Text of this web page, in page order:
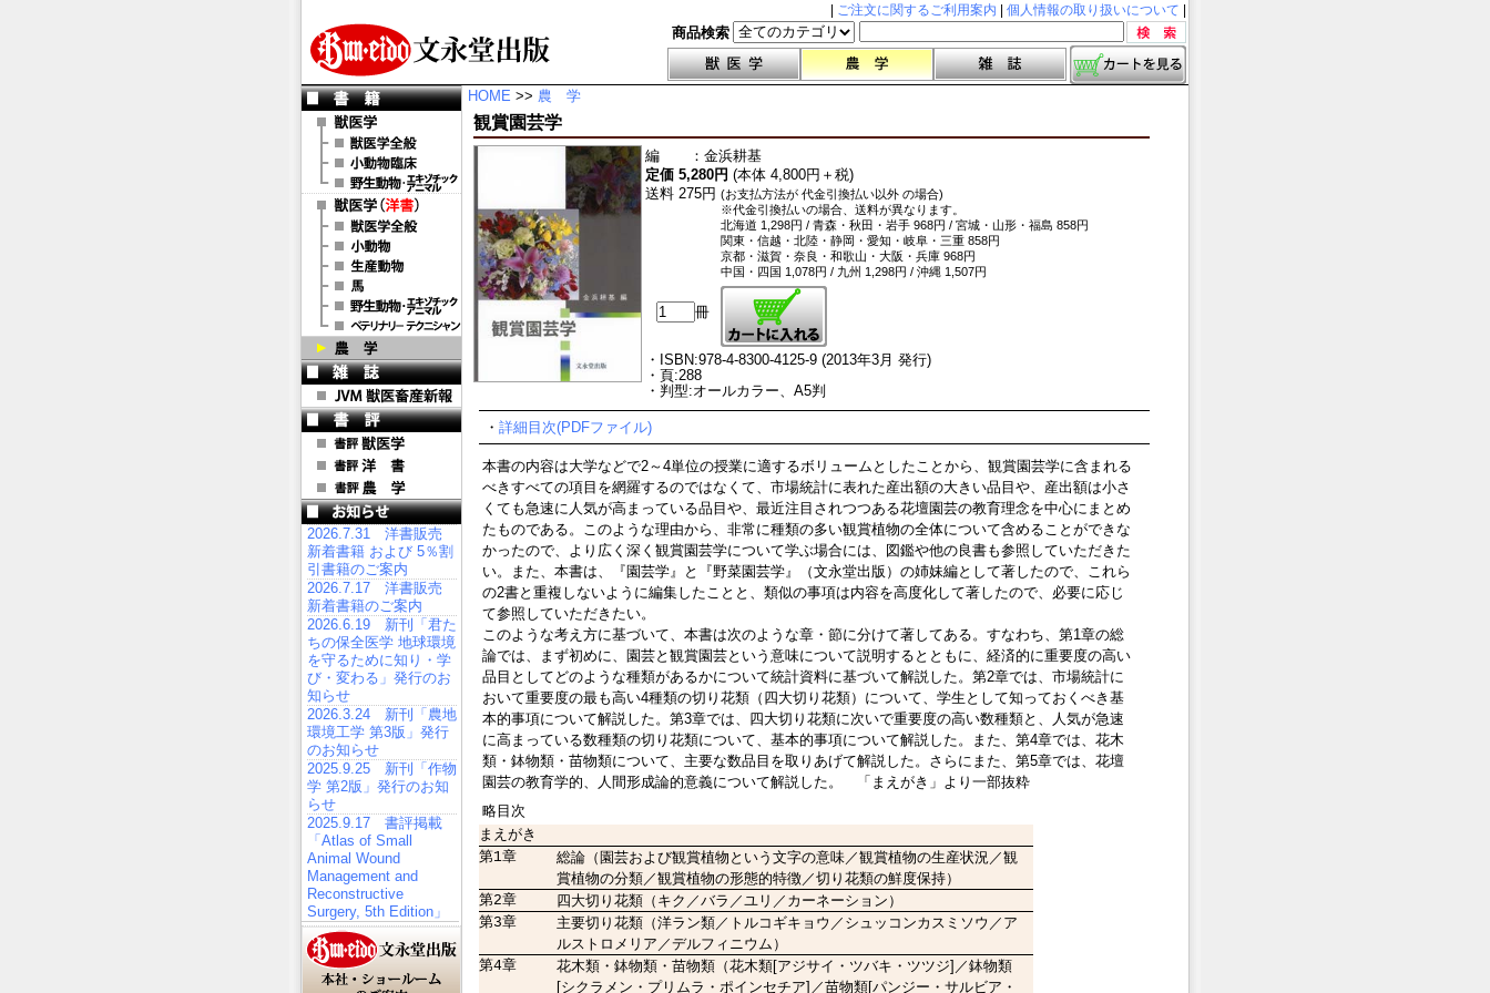
ご注文に関するご利用案内 個人情報の取り扱いについて
商品検索
2026.7.31 洋書販売
新着書籍 および 5％割
引書籍のご案内
2026.7.17 洋書販売
新着書籍のご案内
2026.6.19 新刊「君た
ちの保全医学 地球環境
を守るために知り・学
び・変わる」発行のお
知らせ
2026.3.24 新刊「農地
環境工学 第3版」発行
のお知らせ
2025.9.25 新刊「作物
学 第2版」発行のお知
らせ
2025.9.17 書評掲載
「Atlas of Small
Animal Wound
Management and
Reconstructive
Surgery, 5th Edition」
HOME >> 農 学
観賞園芸学
編 ： 金浜耕基
定価 5,280円 (本体 4,800円＋税)
送料 275円 (お支払方法が 代金引換払い以外 の場合)
※代金引換払いの場合、送料が異なります。
北海道 1,298円 / 青森・秋田・岩手 968円 / 宮城・山形・福島 858円
関東・信越・北陸・静岡・愛知・岐阜・三重 858円
京都・滋賀・奈良・和歌山・大阪・兵庫 968円
中国・四国 1,078円 / 九州 1,298円 / 沖縄 1,507円
冊
・ISBN:978-4-8300-4125-9 (2013年3月 発行)
・頁:288
・判型:オールカラー、A5判
・ 詳細目次(PDFファイル)
本書の内容は大学などで2～4単位の授業に適するボリュームとしたことから、観賞園芸学に含まれる
べきすべての項目を網羅するのではなくて、市場統計に表れた産出額の大きい品目や、産出額は小さ
くても急速に人気が高まっている品目や、最近注目されつつある花壇園芸の教育理念を中心にまとめ
たものである。このような理由から、非常に種類の多い観賞植物の全体について含めることができな
かったので、より広く深く観賞園芸学について学ぶ場合には、図鑑や他の良書も参照していただきた
い。また、本書は、『園芸学』と『野菜園芸学』（文永堂出版）の姉妹編として著したので、これら
の2書と重複しないように編集したことと、類似の事項は内容を高度化して著したので、必要に応じ
て参照していただきたい。
このような考え方に基づいて、本書は次のような章・節に分けて著してある。すなわち、第1章の総
論では、まず初めに、園芸と観賞園芸という意味について説明するとともに、経済的に重要度の高い
品目としてどのような種類があるかについて統計資料に基づいて解説した。第2章では、市場統計に
おいて重要度の最も高い4種類の切り花類（四大切り花類）について、学生として知っておくべき基
本的事項について解説した。第3章では、四大切り花類に次いで重要度の高い数種類と、人気が急速
に高まっている数種類の切り花類について、基本的事項について解説した。また、第4章では、花木
類・鉢物類・苗物類について、主要な数品目を取りあげて解説した。さらにまた、第5章では、花壇
園芸の教育学的、人間形成論的意義について解説した。 「まえがき」より一部抜粋
略目次
まえがき
第1章
総論（園芸および観賞植物という文字の意味／観賞植物の生産状況／観
賞植物の分類／観賞植物の形態的特徴／切り花類の鮮度保持）
第2章
四大切り花類（キク／バラ／ユリ／カーネーション）
第3章
主要切り花類（洋ラン類／トルコギキョウ／シュッコンカスミソウ／ア
ルストロメリア／デルフィニウム）
第4章
花木類・鉢物類・苗物類（花木類[アジサイ・ツバキ・ツツジ]／鉢物類
[シクラメン・プリムラ・ポインセチア]／苗物類[パンジー・サルビア・